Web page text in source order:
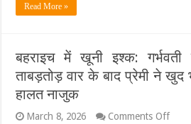
ने
जहर
देकर
Read More »
बहराइच में खूनी इश्क:
ताबड़तोड़ वार के बाद प्रेमी ने खुद
हालत नाजुक
March 8, 2026 Comments Offon